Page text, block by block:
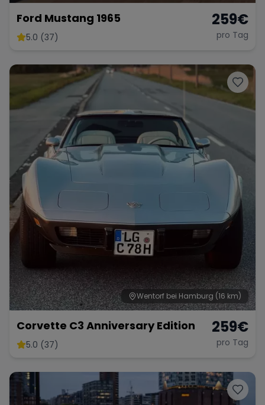
Bentley Rolls Royce Aston Martin
Bugatti Lotus Maserati
Range Rover
Ford Mustang 1965
5.0 (37)
259€
pro Tag
Wentorf bei Hamburg (16 km)
Corvette C3 Anniversary Edition
5.0 (37)
259€
pro Tag